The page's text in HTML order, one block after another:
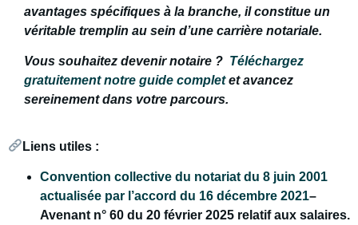
avantages spécifiques à la branche, il constitue un
véritable tremplin au sein d’une carrière notariale.
Vous souhaitez devenir notaire ? Téléchargez
gratuitement notre guide completet avancez
sereinement dans votre parcours.
Liens utiles :
Convention collective du notariat du 8 juin 2001
actualisée par l’accord du 16 décembre 2021–
Avenant n° 60 du 20 février 2025 relatif aux salaires.